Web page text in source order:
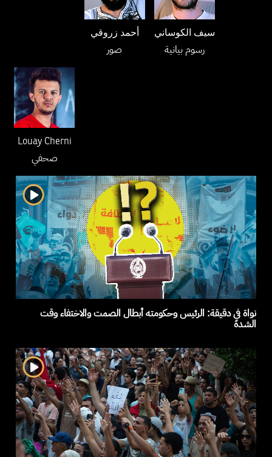
أحمد زروقي
صور
سيف الكوساني
رسوم بيانية
Louay Cherni
صحفي
نواة في دقيقة: الرئيس وحكومته أبطال الصمت والاختفاء وقت
الشدة